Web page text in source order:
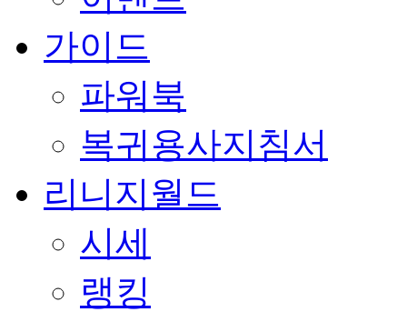
가이드
파워북
복귀용사지침서
리니지월드
시세
랭킹